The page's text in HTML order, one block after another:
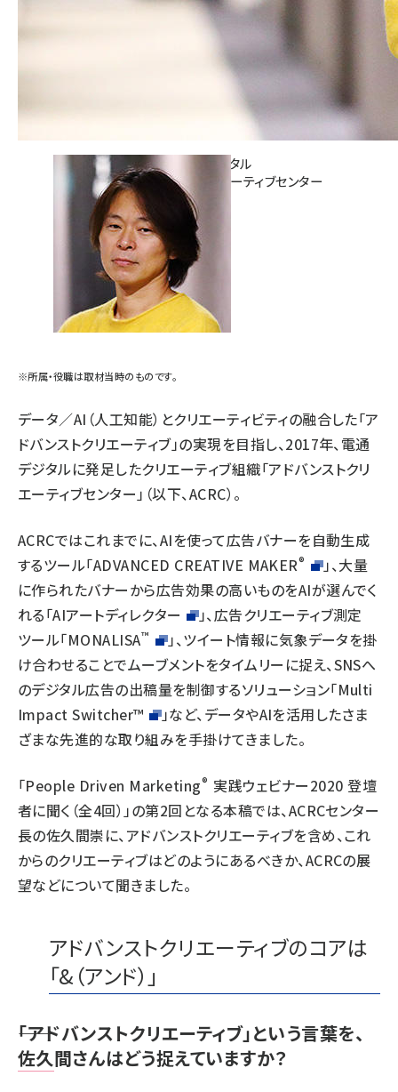
株式会社電通デジタル
アドバンストクリエーティブセンター
センター長
佐久間崇
※所属・役職は取材当時のものです。
データ／AI（人工知能）とクリエーティビティの融合した「ア
ドバンストクリエーティブ」の実現を目指し、2017年、電通
デジタルに発足したクリエーティブ組織「アドバンストクリ
エーティブセンター」（以下、ACRC）。
ACRCではこれまでに、AIを使って広告バナーを自動生成
するツール「ADVANCED CREATIVE MAKER®
」、大量
に作られたバナーから広告効果の高いものをAIが選んでく
れる「AIアートディレクター
」、広告クリエーティブ測定
ツール「MONALISA™
」、ツイート情報に気象データを掛
け合わせることでムーブメントをタイムリーに捉え、SNSへ
のデジタル広告の出稿量を制御するソリューション「Multi
Impact Switcher™
」など、データやAIを活用したさま
ざまな先進的な取り組みを手掛けてきました。
「People Driven Marketing® 実践ウェビナー2020 登壇
者に聞く（全4回）」の第2回となる本稿では、ACRCセンター
長の佐久間崇に、アドバンストクリエーティブを含め、これ
からのクリエーティブはどのようにあるべきか、ACRCの展
望などについて聞きました。
アドバンストクリエーティブのコアは
「&（アンド）」
――「アドバンストクリエーティブ」という言葉を、
佐久間さんはどう捉えていますか？